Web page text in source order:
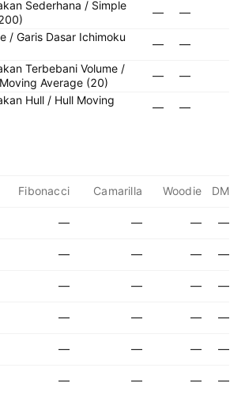
Sederhana / Simple
—
—
/ Garis Dasar Ichimoku
—
—
Terbebani Volume /
Average (20)
—
—
Hull / Hull Moving
— —
Fibonacci Camarilla Woodie DM
— — — —
— — — —
— — — —
— — — —
— — — —
— — — —